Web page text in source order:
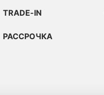
TRADE-IN
РАССРОЧКА